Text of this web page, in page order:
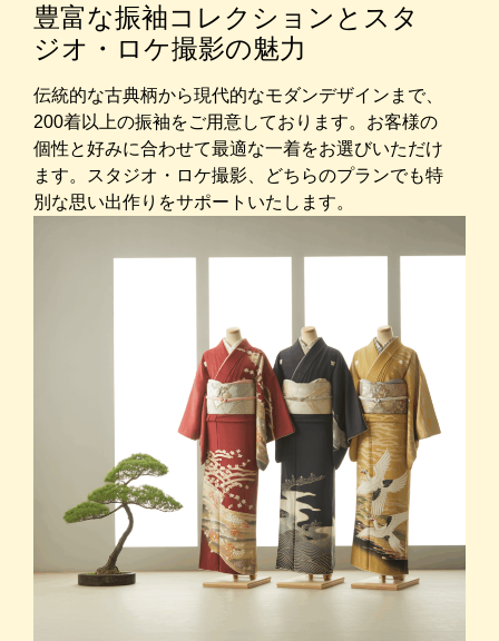
豊富な振袖コレクションとスタ
ジオ・ロケ撮影の魅力
伝統的な古典柄から現代的なモダンデザインまで、
200着以上の振袖をご用意しております。お客様の
個性と好みに合わせて最適な一着をお選びいただけ
ます。スタジオ・ロケ撮影、どちらのプランでも特
別な思い出作りをサポートいたします。